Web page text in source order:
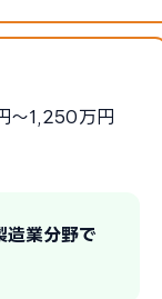
〜1,250万円
造業分野で